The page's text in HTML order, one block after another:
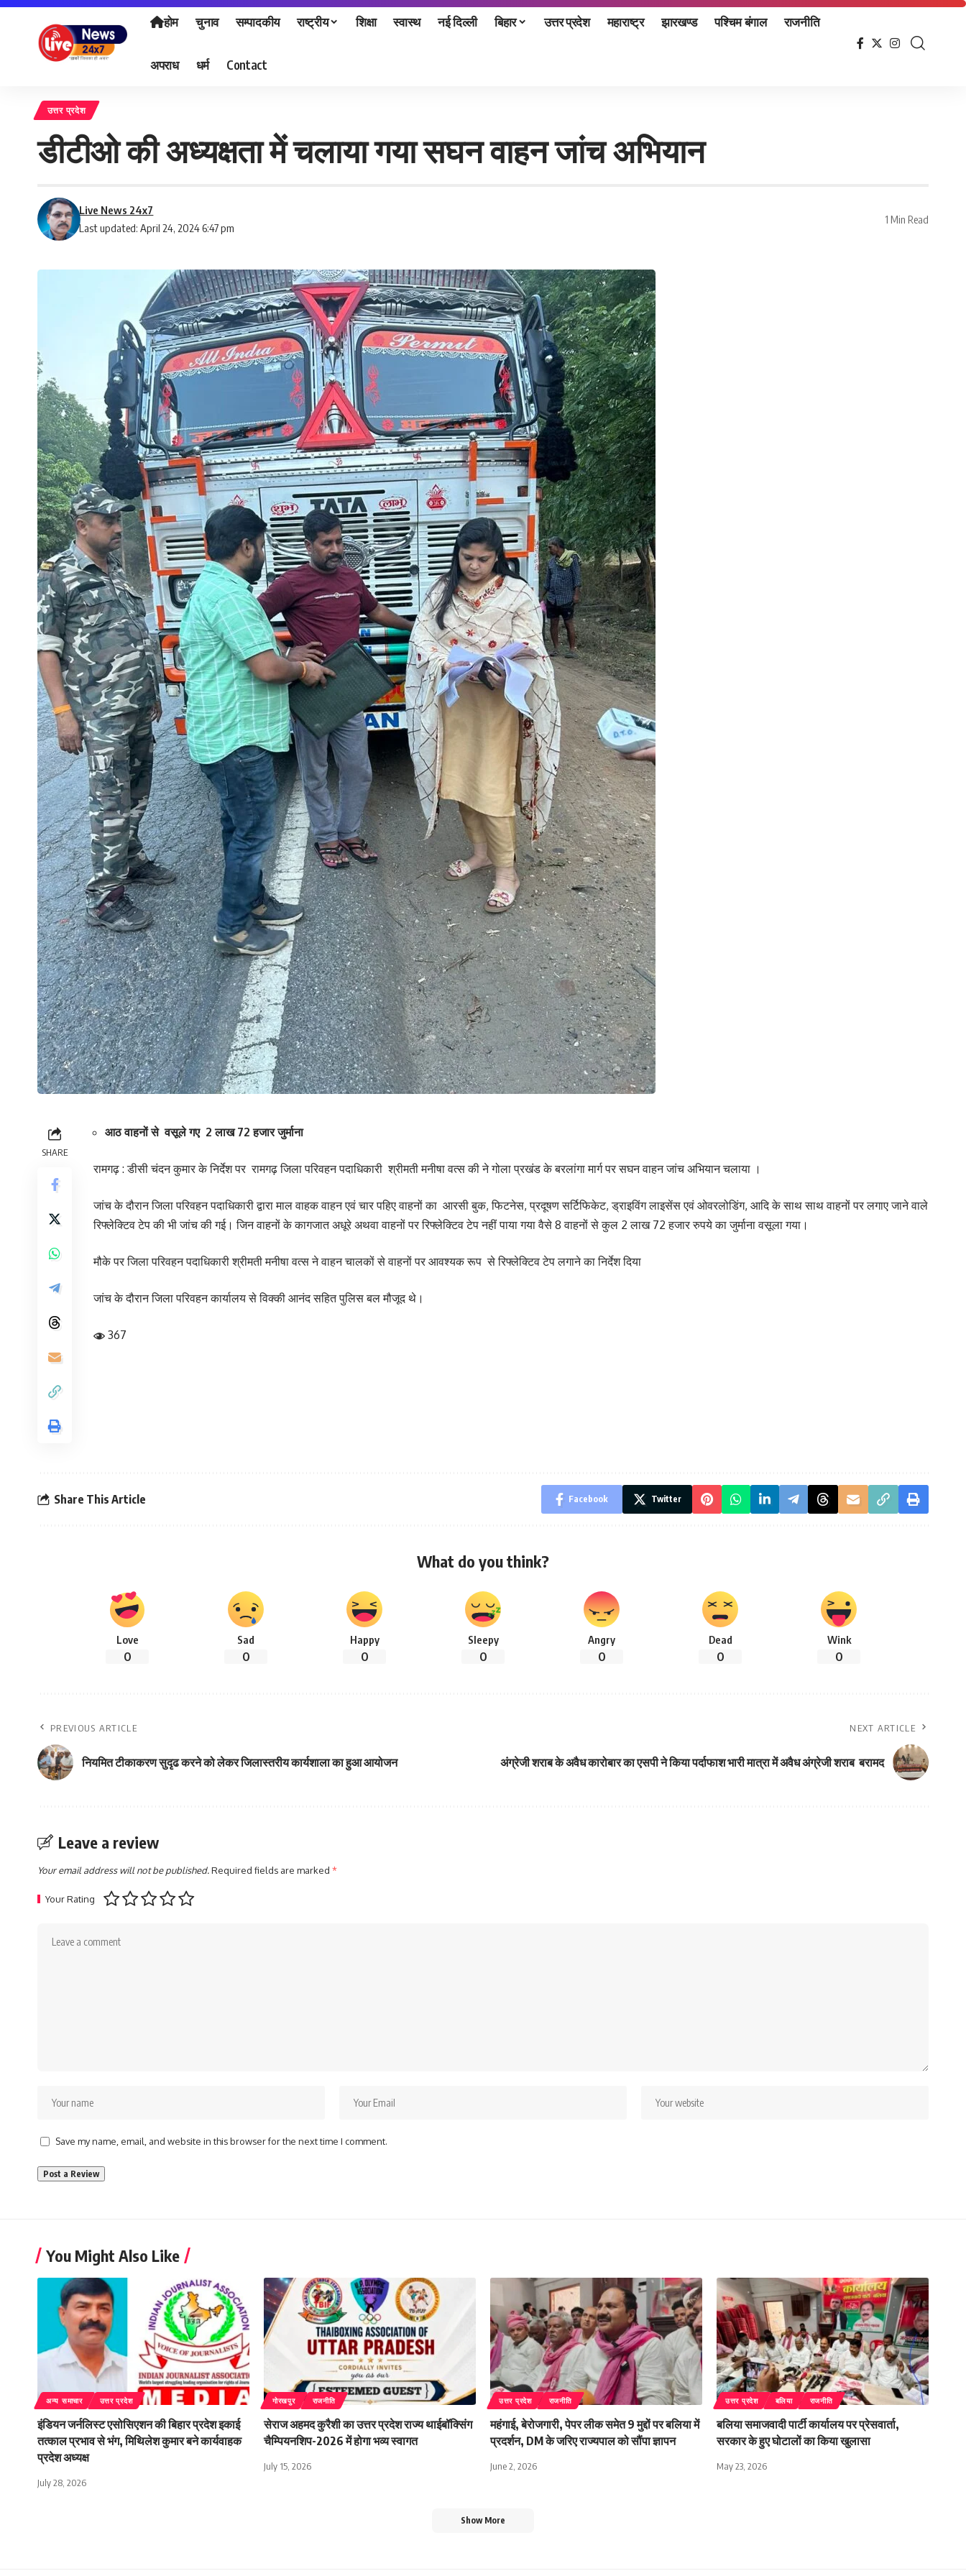
होम चुनाव सम्पादकीय राष्ट्रीय शिक्षा स्वास्थ नई दिल्ली बिहार उत्तर प्रदेश महाराष्ट्र झारखण्ड पश्चिम बंगाल राजनीति
अपराध धर्म Contact
उत्तर प्रदेश
डीटीओ की अध्यक्षता में चलाया गया सघन वाहन जांच अभियान
Last updated: April 24, 2024 6:47 pm
Live News 24x7
1 Min Read
SHARE
आठ वाहनों से वसूले गए 2 लाख 72 हजार जुर्माना
रामगढ़ : डीसी चंदन कुमार के निर्देश पर रामगढ़ जिला परिवहन पदाधिकारी श्रीमती मनीषा वत्स की ने गोला प्रखंड के बरलांगा मार्ग पर सघन वाहन जांच अभियान चलाया ।
जांच के दौरान जिला परिवहन पदाधिकारी द्वारा माल वाहक वाहन एवं चार पहिए वाहनों का आरसी बुक, फिटनेस, प्रदूषण सर्टिफिकेट, ड्राइविंग लाइसेंस एवं ओवरलोडिंग, आदि के साथ साथ वाहनों पर लगाए जाने वाले
रिफ्लेक्टिव टेप की भी जांच की गई। जिन वाहनों के कागजात अधूरे अथवा वाहनों पर रिफ्लेक्टिव टेप नहीं पाया गया वैसे 8 वाहनों से कुल 2 लाख 72 हजार रुपये का जुर्माना वसूला गया।
मौके पर जिला परिवहन पदाधिकारी श्रीमती मनीषा वत्स ने वाहन चालकों से वाहनों पर आवश्यक रूप से रिफ्लेक्टिव टेप लगाने का निर्देश दिया
जांच के दौरान जिला परिवहन कार्यालय से विक्की आनंद सहित पुलिस बल मौजूद थे।
367
Share This Article Facebook Twitter
What do you think?
Love
0
Sad
0
Happy
0
Sleepy
0
Angry
0
Dead
0
Wink
0
PREVIOUS ARTICLE
नियमित टीकाकरण सुदृढ करने को लेकर जिलास्तरीय कार्यशाला का हुआ आयोजन
NEXT ARTICLE
अंग्रेजी शराब के अवैध कारोबार का एसपी ने किया पर्दाफाश भारी मात्रा में अवैध अंग्रेजी शराब बरामद
Leave a review
Your email address will not be published.Required fields are marked *
Your Rating
Save my name, email, and website in this browser for the next time I comment.
You Might Also Like
अन्य समाचार उत्तर प्रदेश
इंडियन जर्नलिस्ट एसोसिएशन की बिहार प्रदेश इकाई
तत्काल प्रभाव से भंग, मिथिलेश कुमार बने कार्यवाहक
प्रदेश अध्यक्ष
July 28, 2026
गोरखपुर राजनीति
सेराज अहमद कुरैशी का उत्तर प्रदेश राज्य थाईबॉक्सिंग
चैम्पियनशिप-2026 में होगा भव्य स्वागत
July 15, 2026
उत्तर प्रदेश राजनीति
महंगाई, बेरोजगारी, पेपर लीक समेत 9 मुद्दों पर बलिया में
प्रदर्शन, DM के जरिए राज्यपाल को सौंपा ज्ञापन
June 2, 2026
उत्तर प्रदेश बलिया राजनीति
बलिया समाजवादी पार्टी कार्यालय पर प्रेसवार्ता,
सरकार के हुए घोटालों का किया खुलासा
May 23, 2026
Show More